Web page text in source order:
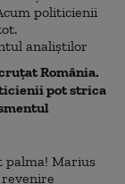
România.
pot strica